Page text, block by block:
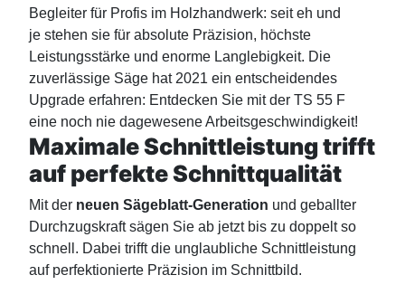
Begleiter für Profis im Holzhandwerk: seit eh und
je stehen sie für absolute Präzision, höchste
Leistungsstärke und enorme Langlebigkeit. Die
zuverlässige Säge hat 2021 ein entscheidendes
Upgrade erfahren: Entdecken Sie mit der TS 55 F
eine noch nie dagewesene Arbeitsgeschwindigkeit!
Maximale Schnittleistung trifft
auf perfekte Schnittqualität
Mit der neuen Sägeblatt-Generation und geballter
Durchzugskraft sägen Sie ab jetzt bis zu doppelt so
schnell. Dabei trifft die unglaubliche Schnittleistung
auf perfektionierte Präzision im Schnittbild.